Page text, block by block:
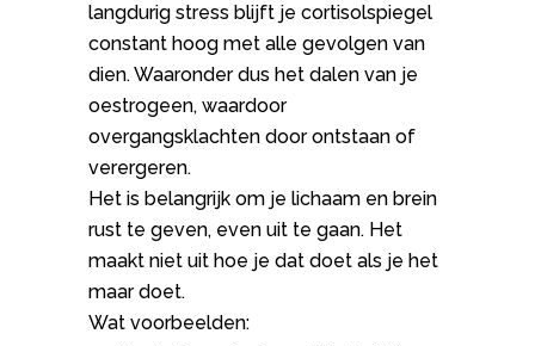
langdurig stress blijft je cortisolspiegel
constant hoog met alle gevolgen van
dien. Waaronder dus het dalen van je
oestrogeen, waardoor
overgangsklachten door ontstaan of
verergeren.
Het is belangrijk om je lichaam en brein
rust te geven, even uit te gaan. Het
maakt niet uit hoe je dat doet als je het
maar doet.
Wat voorbeelden: